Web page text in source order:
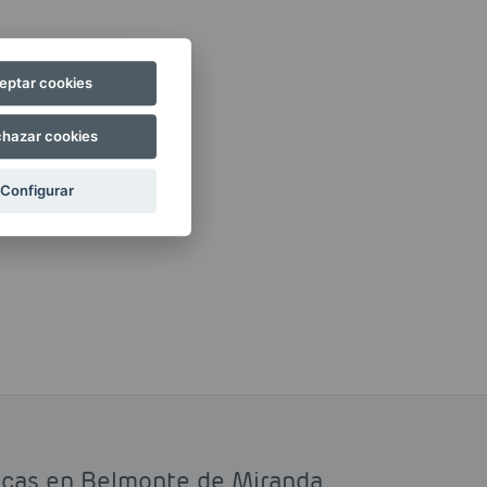
en Belmonte de Miranda
cookies
cookies
Configurar